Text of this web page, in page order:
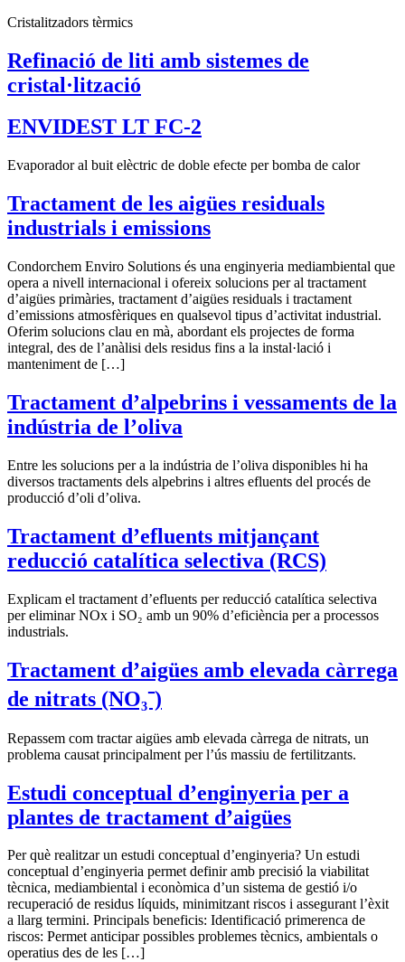
Cristalitzadors tèrmics
Refinació de liti amb sistemes de
cristal·lització
ENVIDEST LT FC-2
Evaporador al buit elèctric de doble efecte per bomba de calor
Tractament de les aigües residuals
industrials i emissions
Condorchem Enviro Solutions és una enginyeria mediambiental que
opera a nivell internacional i ofereix solucions per al tractament
d’aigües primàries, tractament d’aigües residuals i tractament
d’emissions atmosfèriques en qualsevol tipus d’activitat industrial.
Oferim solucions clau en mà, abordant els projectes de forma
integral, des de l’anàlisi dels residus fins a la instal·lació i
manteniment de […]
Tractament d’alpebrins i vessaments de la
indústria de l’oliva
Entre les solucions per a la indústria de l’oliva disponibles hi ha
diversos tractaments dels alpebrins i altres efluents del procés de
producció d’oli d’oliva.
Tractament d’efluents mitjançant
reducció catalítica selectiva (RCS)
Explicam el tractament d’efluents per reducció catalítica selectiva
per eliminar NOx i SO₂ amb un 90% d’eficiència per a processos
industrials.
Tractament d’aigües amb elevada càrrega
de nitrats (NO₃⁻)
Repassem com tractar aigües amb elevada càrrega de nitrats, un
problema causat principalment per l’ús massiu de fertilitzants.
Estudi conceptual d’enginyeria per a
plantes de tractament d’aigües
Per què realitzar un estudi conceptual d’enginyeria? Un estudi
conceptual d’enginyeria permet definir amb precisió la viabilitat
tècnica, mediambiental i econòmica d’un sistema de gestió i/o
recuperació de residus líquids, minimitzant riscos i assegurant l’èxit
a llarg termini. Principals beneficis: Identificació primerenca de
riscos: Permet anticipar possibles problemes tècnics, ambientals o
operatius des de les […]